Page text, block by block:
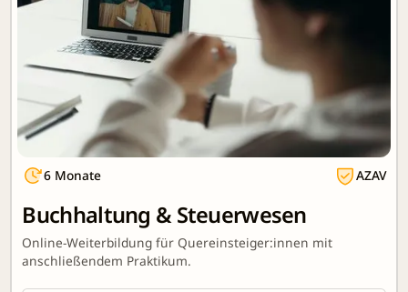
6 Monate AZAV
Buchhaltung & Steuerwesen
Online-Weiterbildung für Quereinsteiger:innen mit
anschließendem Praktikum.